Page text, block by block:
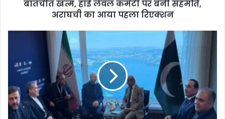
बातचीत खत्म, हाई लेवल कमेटी पर बनी सहमति,
अराघची का आया पहला रिएक्शन